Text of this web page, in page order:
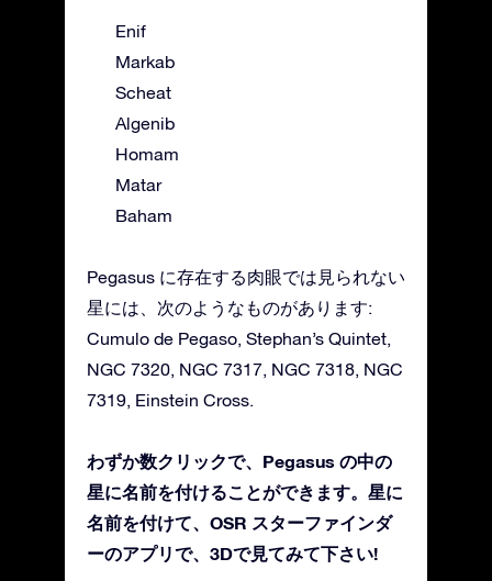
Enif
Markab
Scheat
Algenib
Homam
Matar
Baham
Pegasus に存在する肉眼では見られない
星には、次のようなものがあります:
Cumulo de Pegaso, Stephan’s Quintet,
NGC 7320, NGC 7317, NGC 7318, NGC
7319, Einstein Cross.
わずか数クリックで、Pegasus の中の
星に名前を付けることができます。星に
名前を付けて、OSR スターファインダ
ーのアプリで、3Dで見てみて下さい!